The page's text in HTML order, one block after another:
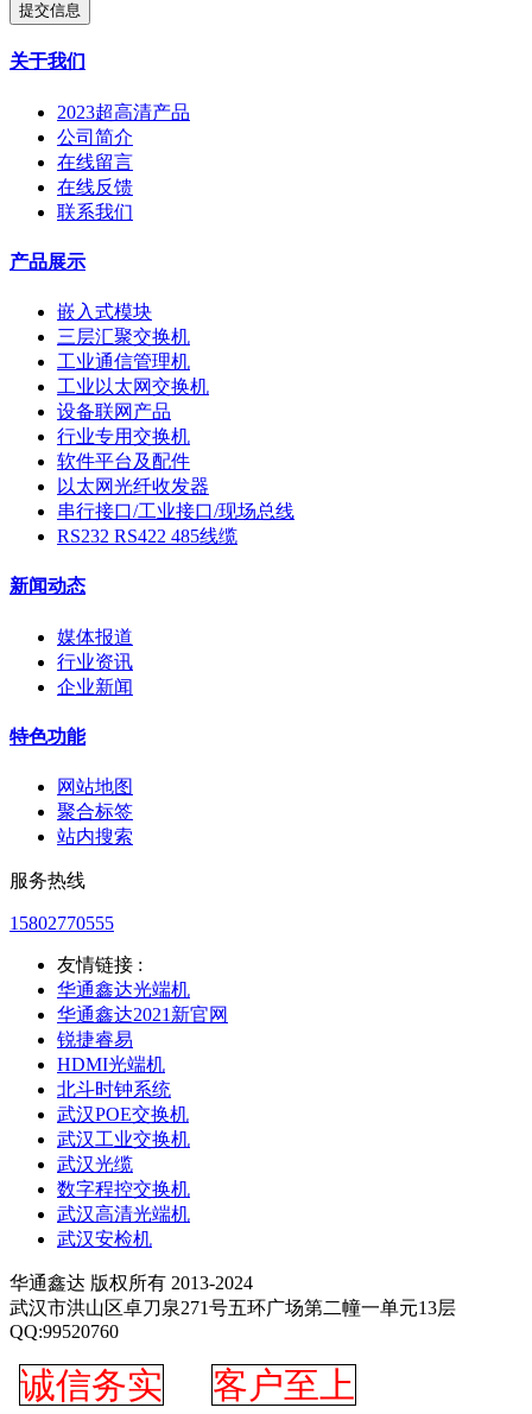
提交信息
关于我们
2023超高清产品
公司简介
在线留言
在线反馈
联系我们
产品展示
嵌入式模块
三层汇聚交换机
工业通信管理机
工业以太网交换机
设备联网产品
行业专用交换机
软件平台及配件
以太网光纤收发器
串行接口/工业接口/现场总线
RS232 RS422 485线缆
新闻动态
媒体报道
行业资讯
企业新闻
特色功能
网站地图
聚合标签
站内搜索
服务热线
15802770555
友情链接 :
华通鑫达光端机
华通鑫达2021新官网
锐捷睿易
HDMI光端机
北斗时钟系统
武汉POE交换机
武汉工业交换机
武汉光缆
数字程控交换机
武汉高清光端机
武汉安检机
华通鑫达 版权所有 2013-2024
武汉市洪山区卓刀泉271号五环广场第二幢一单元13层
QQ:99520760
诚信务实 客户至上